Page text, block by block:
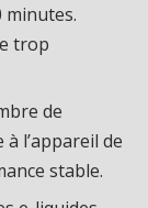
minutes.
trop
de
l’appareil de
stable.